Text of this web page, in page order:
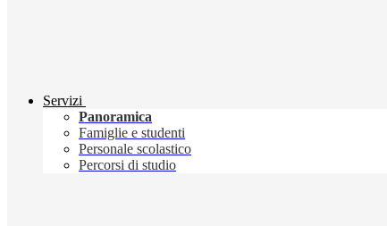
Servizi
Panoramica
Famiglie e studenti
Personale scolastico
Percorsi di studio